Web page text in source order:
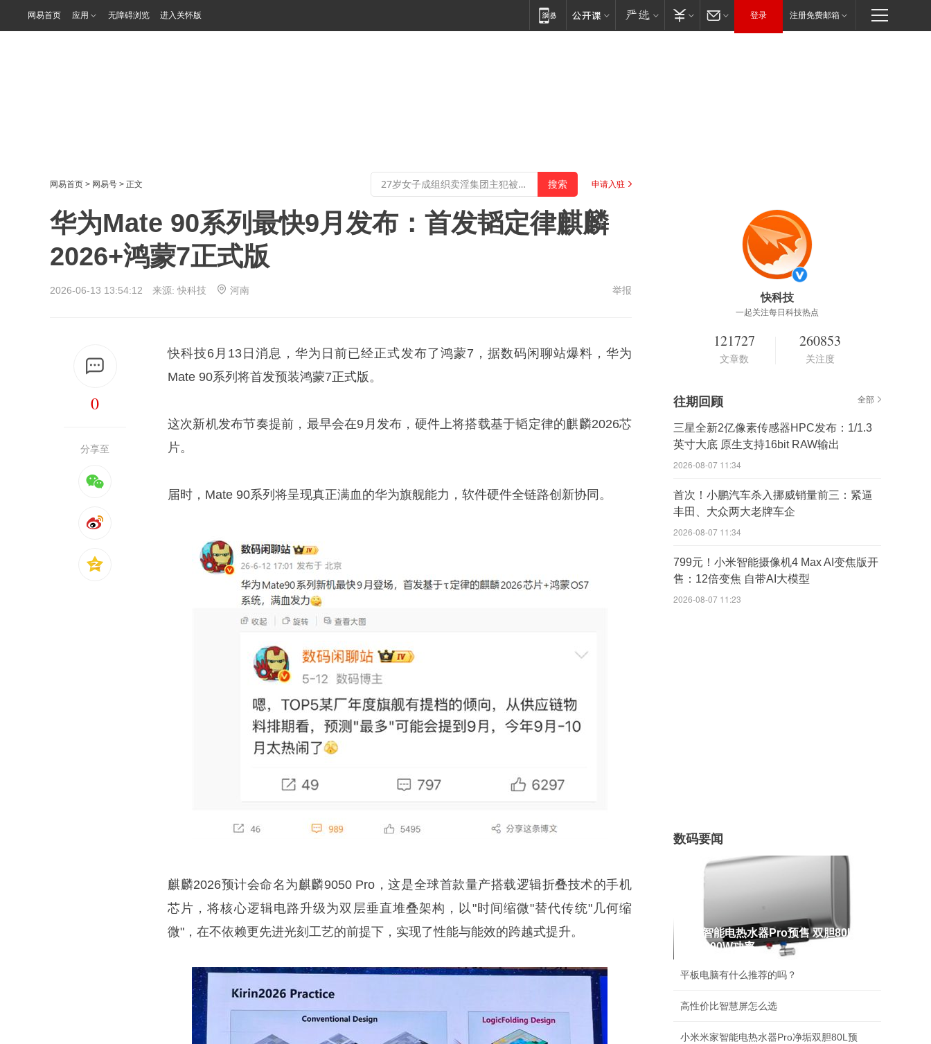
网易首页 应用 无障碍浏览 进入关怀版 登录 注册免费邮箱
网易首页 > 网易号 > 正文 申请入驻
华为Mate 90系列最快9月发布：首发韬定律麒麟
2026+鸿蒙7正式版
2026-06-13 13:54:12 来源:快科技 河南 举报
0
分享至
快科技6月13日消息，华为日前已经正式发布了鸿蒙7，据数码闲聊站爆料，华为
Mate 90系列将首发预装鸿蒙7正式版。
这次新机发布节奏提前，最早会在9月发布，硬件上将搭载基于韬定律的麒麟2026芯
片。
届时，Mate 90系列将呈现真正满血的华为旗舰能力，软件硬件全链路创新协同。
麒麟2026预计会命名为麒麟9050 Pro，这是全球首款量产搭载逻辑折叠技术的手机
芯片，将核心逻辑电路升级为双层垂直堆叠架构，以"时间缩微"替代传统"几何缩
微"，在不依赖更先进光刻工艺的前提下，实现了性能与能效的跨越式提升。
快科技
一起关注每日科技热点
121727
文章数
260853
关注度
往期回顾 全部
三星全新2亿像素传感器HPC发布：1/1.3
英寸大底 原生支持16bit RAW输出
2026-08-07 11:34
首次！小鹏汽车杀入挪威销量前三：紧逼
丰田、大众两大老牌车企
2026-08-07 11:34
799元！小米智能摄像机4 Max AI变焦版开
售：12倍变焦 自带AI大模型
2026-08-07 11:23
数码要闻
米家智能电热水器Pro预售 双胆80L容
量+3300W功率
平板电脑有什么推荐的吗？
高性价比智慧屏怎么选
小米米家智能电热水器Pro净垢双胆80L预